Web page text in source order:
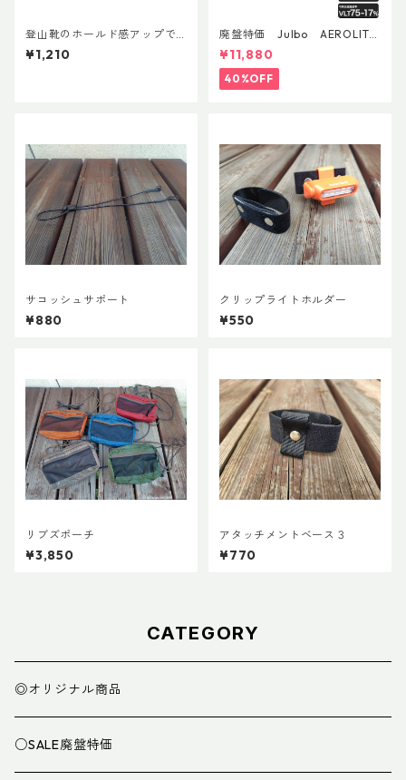
登山靴のホールド感アップで
快適登山 アンクルフィット Ve
r.3 (ペア)
¥1,210
廃盤特価 Julbo AEROLITE
AsianFit
¥11,880
40%OFF
サコッシュサポート
¥880
クリップライトホルダー
¥550
リブズポーチ
¥3,850
アタッチメントベース３
¥770
CATEGORY
◎オリジナル商品
○SALE廃盤特価